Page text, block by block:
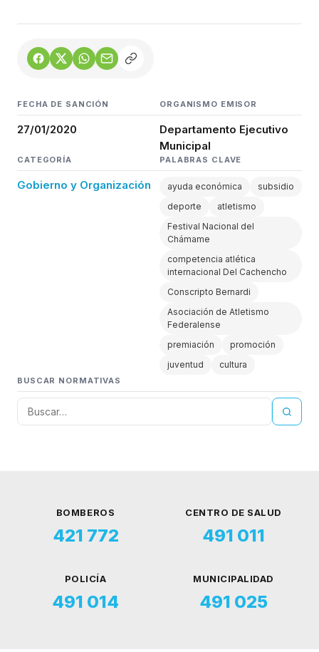
FECHA DE SANCIÓN
27/01/2020
ORGANISMO EMISOR
Departamento Ejecutivo
Municipal
CATEGORÍA
Gobierno y Organización
PALABRAS CLAVE
ayuda económica
subsidio
deporte
atletismo
Festival Nacional del
Chámame
competencia atlética
internacional Del Cachencho
Conscripto Bernardi
Asociación de Atletismo
Federalense
premiación
promoción
juventud
cultura
BUSCAR NORMATIVAS
BOMBEROS
421 772
CENTRO DE SALUD
491 011
POLICÍA
491 014
MUNICIPALIDAD
491 025